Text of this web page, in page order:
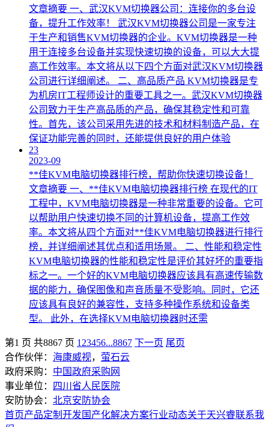
文章摘要 一、武汉KVM切换器公司：连接你的多台设
备，提升工作效率！ 武汉KVM切换器公司是一家专注
于生产和销售KVM切换器的企业。KVM切换器是一种
用于连接多台设备并实现快速切换的设备，可以大大提
高工作效率。本文将从以下四个方面对武汉KVM切换器
公司进行详细阐述。 二、高品质产品 KVM切换器是专
为机房IT工程师设计的重要工具之一。武汉KVM切换器
公司致力于生产高品质的产品，确保其稳定性和可靠
性。首先，该公司采用先进的技术和材料制造产品，在
保证功能完善的同时，还能提供良好的用户体验
23
2023-09
**佳KVM电脑切换器排行榜，帮助你快速切换设备！
文章摘要 一、**佳KVM电脑切换器排行榜 在现代的IT
工程中，KVM电脑切换器是一种非常重要的设备。它可
以帮助用户快速切换不同的计算机设备，提高工作效
率。本文将从四个方面对**佳KVM电脑切换器进行排行
榜，并详细阐述其优点和适用场景。 二、性能和稳定性
KVM电脑切换器的性能和稳定性是评价其好坏的重要指
标之一。一个好的KVM电脑切换器应该具有高速传输数
据的能力，确保图像和声音质量不受影响。同时，它还
应该具有良好的兼容性，支持多种操作系统和设备类
型。 此外，在选择KVM电脑切换器时还需
第1 页 共8867 页 1 23456...8867 下一页 尾页
合作伙伴： 海康威视， 萤石云
政府采购： 中国政府采购网
事业单位：
四川省人民医院
安防协会： 北京安防协会
首页产品定制开发 国产化解决方案行业动态关于天兴睿联系我